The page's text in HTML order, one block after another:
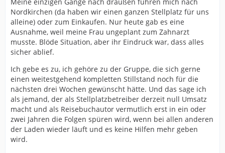
Nordkirchen (da haben wir einen ganzen Stellplatz für uns
alleine) oder zum Einkaufen. Nur heute gab es eine
Ausnahme, weil meine Frau ungeplant zum Zahnarzt
musste. Blöde Situation, aber ihr Eindruck war, dass alles
sicher ablief.
Ich gebe es zu, ich gehöre zu der Gruppe, die sich gerne
einen weitestgehend kompletten Stillstand noch für die
nächsten drei Wochen gewünscht hätte. Und das sage ich
als jemand, der als Stellplatzbetreiber derzeit null Umsatz
macht und als Reisebuchautor vermutlich erst in ein oder
zwei Jahren die Folgen spüren wird, wenn bei allen anderen
der Laden wieder läuft und es keine Hilfen mehr geben
wird.